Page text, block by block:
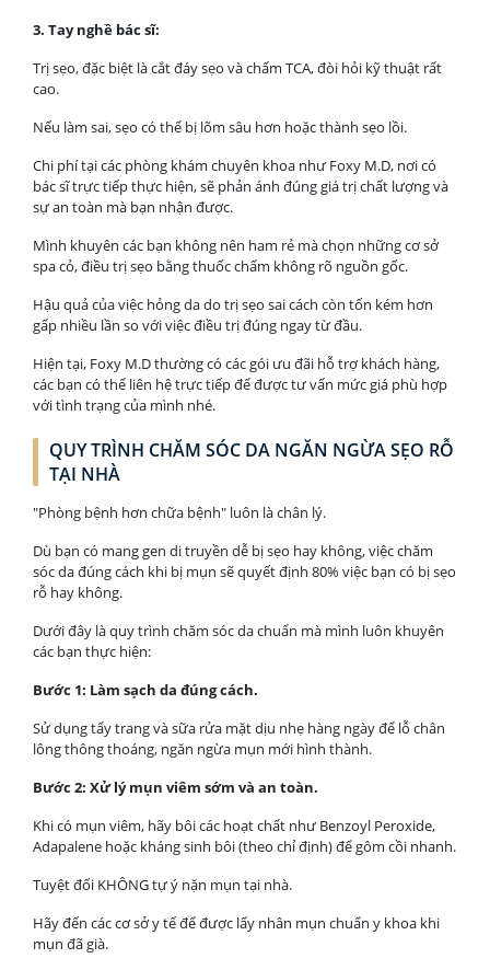
3. Tay nghề bác sĩ:
Trị sẹo, đặc biệt là cắt đáy sẹo và chấm TCA, đòi hỏi kỹ thuật rất
cao.
Nếu làm sai, sẹo có thể bị lõm sâu hơn hoặc thành sẹo lồi.
Chi phí tại các phòng khám chuyên khoa như Foxy M.D, nơi có
bác sĩ trực tiếp thực hiện, sẽ phản ánh đúng giá trị chất lượng và
sự an toàn mà bạn nhận được.
Mình khuyên các bạn không nên ham rẻ mà chọn những cơ sở
spa cỏ, điều trị sẹo bằng thuốc chấm không rõ nguồn gốc.
Hậu quả của việc hỏng da do trị sẹo sai cách còn tốn kém hơn
gấp nhiều lần so với việc điều trị đúng ngay từ đầu.
Hiện tại, Foxy M.D thường có các gói ưu đãi hỗ trợ khách hàng,
các bạn có thể liên hệ trực tiếp để được tư vấn mức giá phù hợp
với tình trạng của mình nhé.
QUY TRÌNH CHĂM SÓC DA NGĂN NGỪA SẸO RỖ
TẠI NHÀ
"Phòng bệnh hơn chữa bệnh" luôn là chân lý.
Dù bạn có mang gen di truyền dễ bị sẹo hay không, việc chăm
sóc da đúng cách khi bị mụn sẽ quyết định 80% việc bạn có bị sẹo
rỗ hay không.
Dưới đây là quy trình chăm sóc da chuẩn mà mình luôn khuyên
các bạn thực hiện:
Bước 1: Làm sạch da đúng cách.
Sử dụng tẩy trang và sữa rửa mặt dịu nhẹ hàng ngày để lỗ chân
lông thông thoáng, ngăn ngừa mụn mới hình thành.
Bước 2: Xử lý mụn viêm sớm và an toàn.
Khi có mụn viêm, hãy bôi các hoạt chất như Benzoyl Peroxide,
Adapalene hoặc kháng sinh bôi (theo chỉ định) để gôm cồi nhanh.
Tuyệt đối KHÔNG tự ý nặn mụn tại nhà.
Hãy đến các cơ sở y tế để được lấy nhân mụn chuẩn y khoa khi
mụn đã già.